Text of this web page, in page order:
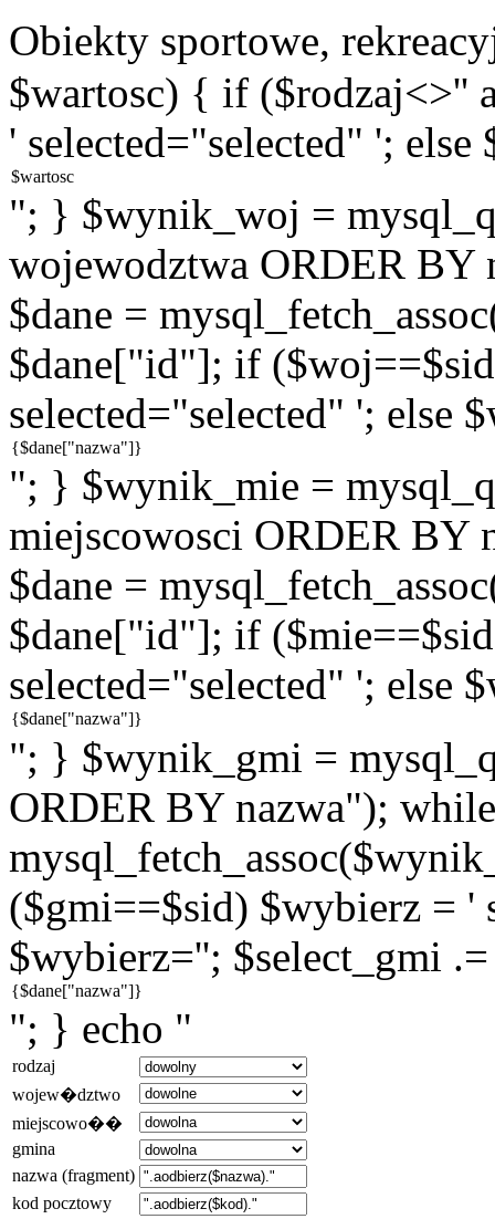
Obiekty sportowe,
$wartosc) { if ($rodzaj<>''
' selected="selected" ';
"; } $wynik_woj =
wojewodztwa ORDER
$dane =
$dane["id"]; if
selected="selected" '; else
"; } $wynik_mie =
miejscowosci ORDER BY
$dane =
$dane["id"]; if
selected="selected" '; else
"; } $wynik_gmi =
ORDER BY nazwa");
($gmi==$sid) $wybierz = '
$wybierz=''; $select_gmi
"; } echo "
rodzaj
wojew�dztwo
miejscowo��
gmina
nazwa (fragment)
kod pocztowy